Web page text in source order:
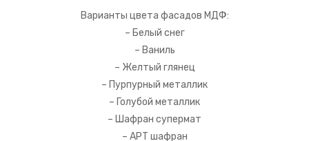
Варианты цвета фасадов МДФ:
– Белый снег
– Ваниль
– Желтый глянец
– Пурпурный металлик
– Голубой металлик
– Шафран супермат
– АРТ шафран